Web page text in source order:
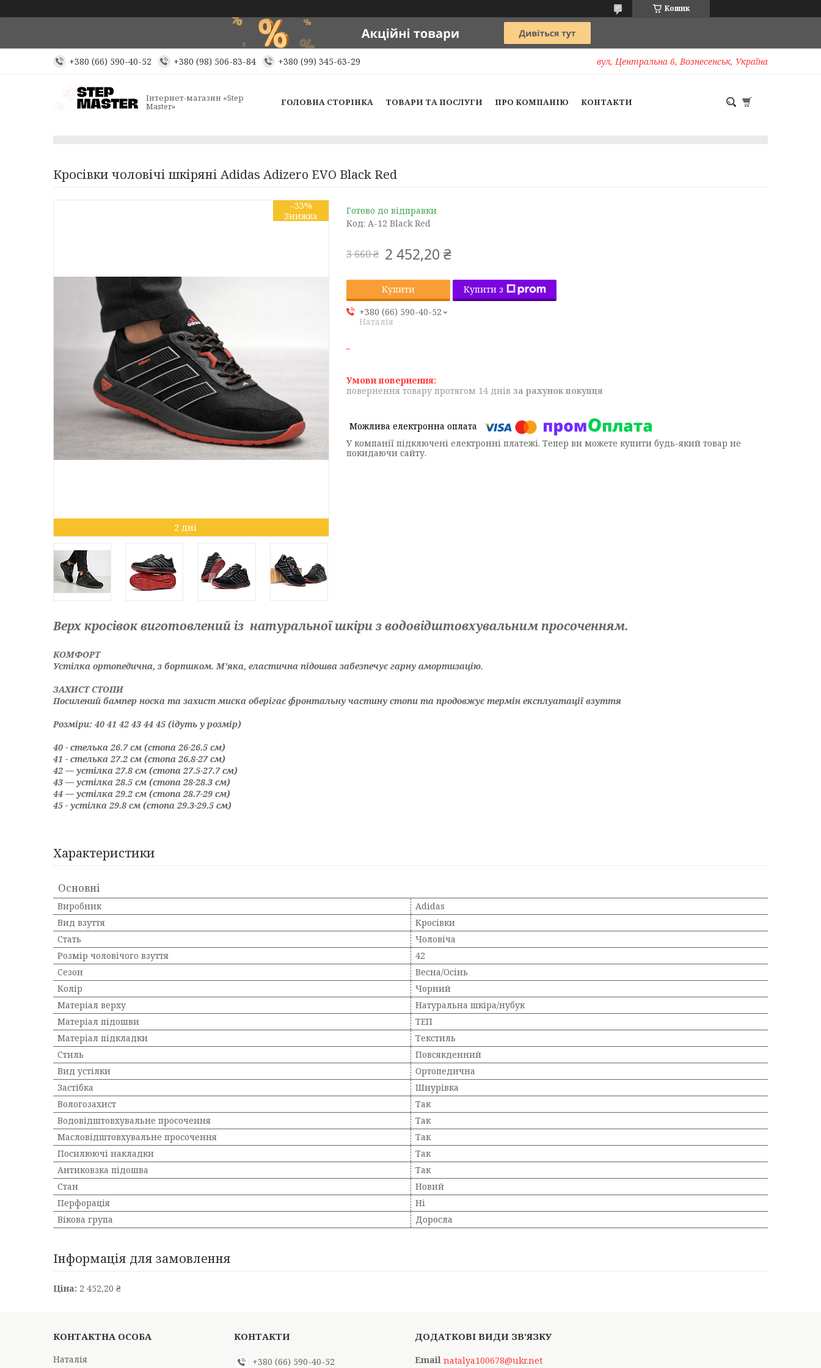
Кошик
+380 (66) 590-40-52 +380 (98) 506-83-84 +380 (99) 345-63-29 вул, Центральна 6, Вознесенськ, Україна
Інтернет-магазин «Step
Master» ГОЛОВНА СТОРІНКА ТОВАРИ ТА ПОСЛУГИ ПРО КОМПАНІЮ КОНТАКТИ
Кросівки чоловічі шкіряні Adidas Adizero EVO Black Red
–33%
2 дні
Готово до відправки
Код: A-12 Black Red
3 660 ₴ 2 452,20 ₴
Купити
Купити з
+380 (66) 590-40-52
Наталія
повернення товару протягом 14 днів за рахунок покупця
У компанії підключені електронні платежі. Тепер ви можете купити будь-який товар не
покидаючи сайту.
Верх кросівок виготовлений із натуральної шкіри з водовідштовхувальним просоченням.
КОМФОРТ
Устілка ортопедична, з бортиком. М'яка, еластична підошва забезпечує гарну амортизацію.
ЗАХИСТ СТОПИ
Посилений бампер носка та захист миска оберігає фронтальну частину стопи та продовжує термін експлуатації взуття
Розміри: 40 41 42 43 44 45 (ідуть у розмір)
40 - стелька 26.7 см (стопа 26-26.5 см)
41 - стелька 27.2 см (стопа 26.8-27 см)
42 — устілка 27.8 см (стопа 27.5-27.7 см)
43 — устілка 28.5 см (стопа 28-28.3 см)
44 — устілка 29.2 см (стопа 28.7-29 см)
45 - устілка 29.8 см (стопа 29.3-29.5 см)
Характеристики
Основні
Виробник
Adidas
Вид взуття
Кросівки
Стать
Чоловіча
Розмір чоловічого взуття
42
Сезон
Весна/Осінь
Колір
Чорний
Матеріал верху
Натуральна шкіра/нубук
Матеріал підошви
ТЕП
Матеріал підкладки
Текстиль
Стиль
Повсякденний
Вид устілки
Ортопедична
Застібка
Шнурівка
Вологозахист
Так
Водовідштовхувальне просочення
Так
Масловідштовхувальне просочення
Так
Посилюючі накладки
Так
Антиковзка підошва
Так
Стан
Новий
Перфорація
Ні
Вікова група
Доросла
Інформація для замовлення
Ціна: 2 452,20 ₴
Наталія +380 (66) 590-40-52 natalya100678@ukr.net